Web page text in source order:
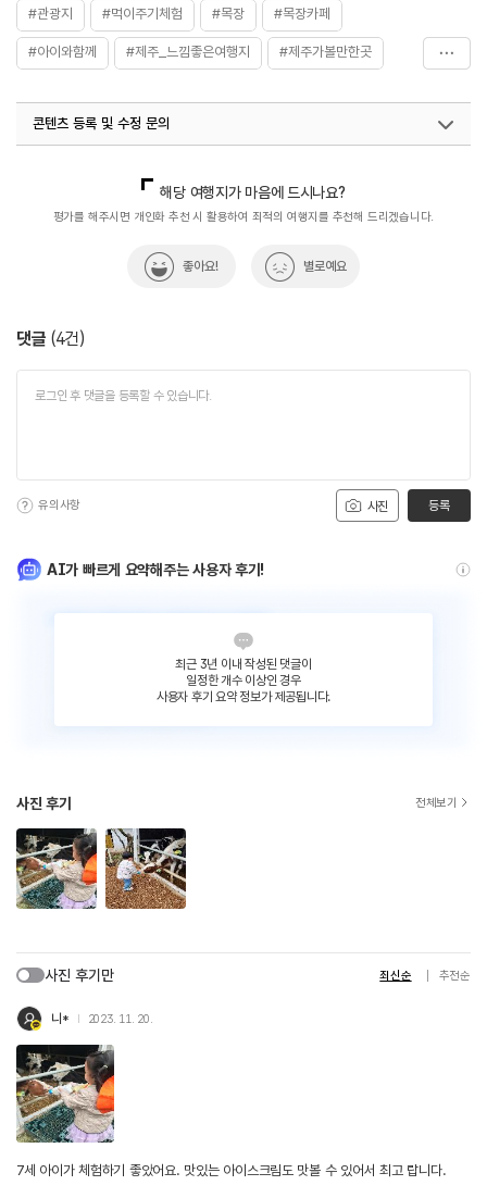
#관광지 #먹이주기체험 #목장 #목장카페
#아이와함께 #제주_느낌좋은여행지 #제주가볼만한곳
콘텐츠 등록 및 수정 문의
지역관광육성팀(산업관광)
033-738-3637
해당 여행지가 마음에 드시나요?
평가를 해주시면 개인화 추천 시 활용하여 최적의 여행지를 추천해 드리겠습니다.
좋아요! 별로예요
댓글 (4건)
사진
유의사항 등록
AI가 빠르게 요약해주는 사용자 후기!
최근 3년 이내 작성된 댓글이
일정한 개수 이상인 경우
사용자 후기 요약 정보가 제공됩니다.
사진 후기 전체보기
사진 후기만 최신순 추천순
니* 2023. 11. 20.
7세 아이가 체험하기 좋았어요. 맛있는 아이스크림도 맛볼 수 있어서 최고 랍니다.